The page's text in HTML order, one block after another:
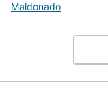
Maldonado